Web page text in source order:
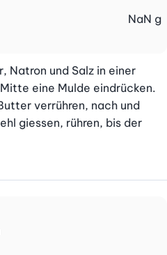
NaN g
Natron und Salz in einer
eine Mulde eindrücken.
verrühren, nach und
giessen, rühren, bis der